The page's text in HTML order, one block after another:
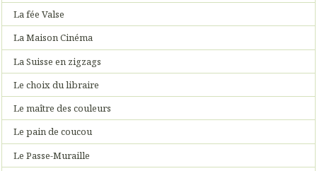
La fée Valse
La Maison Cinéma
La Suisse en zigzags
Le choix du libraire
Le maître des couleurs
Le pain de coucou
Le Passe-Muraille